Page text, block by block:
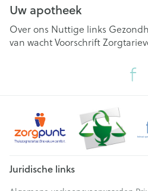
Uw apotheek
Over ons Nuttige links
van wachtVoorschrift
Juridische links